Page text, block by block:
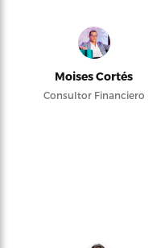
Moises Cortés
Consultor Financiero